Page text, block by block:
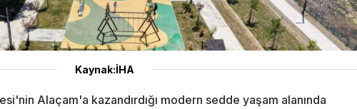
Kaynak:İHA
Alaçam'a kazandırdığı modern sedde yaşam alanında